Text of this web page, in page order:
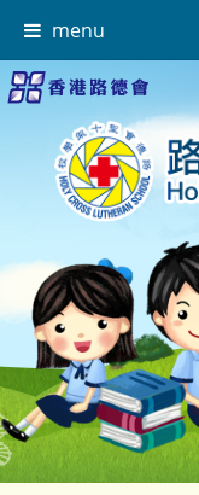
menu